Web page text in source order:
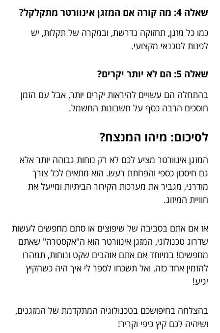
שאלה 4: מה קורה אם המזגן אינוורטר מתקלקל?
כמו כל מזגן, תחזוקה נדרשת, ובמקרה של תקלות, יש
לפנות לטכנאי מקצועי.
שאלה 5: הם לא יותר יקרים?
בהתחלה הם עשויים להיראות יקרים יותר, אבל עם הזמן
חוסכים הרבה כסף על חשבונות החשמל.
לסיכום: מיהו המנצח?
המזגן אינוורטר מציע לכם לא רק נוחות גבוהה יותר אלא
גם חיסכון כספי והפחתת רעש. הוא מתאים לכל צורך
מודרני, מגביר את מערכות הקירור הביתיות ומייעל את
חוויית המיזוג.
אז אם אתם בסביבה של שיפוצים או סתם מחפשים לעשות
שדרוג טכנולוגי, המזגן אינוורטר הוא ה"אקסטרה" שאתם
מחפשים! במיוחד אם אתם אוהבים שקט ונוחות, תמהרו
להזמין אחד כזה, ואל תשכחו לספר לי איך היה כשהקיץ
יגיע!
בהצלחה בחיפושכם בטכנולוגיה המתקדמת של המזגנים,
ושיהיה לכם קיץ כיפי וקריר!